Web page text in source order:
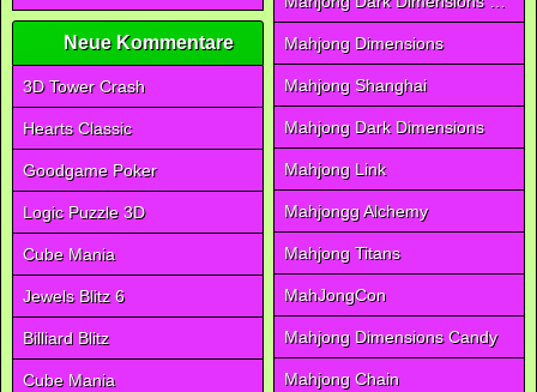
Neue Kommentare
3D Tower Crash
Hearts Classic
Goodgame Poker
Logic Puzzle 3D
Cube Mania
Jewels Blitz 6
Billiard Blitz
Cube Mania
Mahjong Dimensions
Mahjong Shanghai
Mahjong Dark Dimensions
Mahjong Link
Mahjongg Alchemy
Mahjong Titans
MahJongCon
Mahjong Dimensions Candy
Mahjong Chain